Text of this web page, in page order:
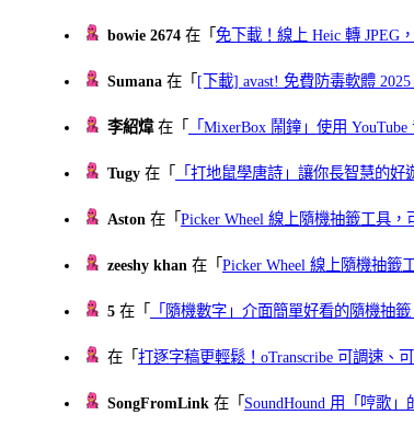
bowie 2674 在「免下載！線上 Heic 轉 JPEG
Sumana 在「 [下載] avast! 免費防毒軟體
李紹煒在「 「MixerBox 鬧鐘」使用
Tugy 在「 「打地鼠學唐詩」讓你長智慧的好
Aston 在「Picker Wheel 線上隨機抽籤工具，
zeeshy khan 在「Picker Wheel 線上隨機抽籤
5 在「 「隨機數字」介面簡單好看的隨機抽
在「打逐字稿更輕鬆！oTranscribe 可調速、
SongFromLink 在「 SoundHound 用「哼歌」